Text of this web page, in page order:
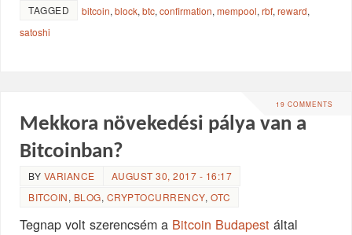
TAGGED bitcoin,block,btc,confirmation,mempool,rbf,reward,
satoshi
19 COMMENTS
Mekkora növekedési pálya van a
Bitcoinban?
BY VARIANCE
AUGUST 30, 2017 - 16:17
BITCOIN, BLOG, CRYPTOCURRENCY, OTC
Tegnap volt szerencsém a Bitcoin Budapest által